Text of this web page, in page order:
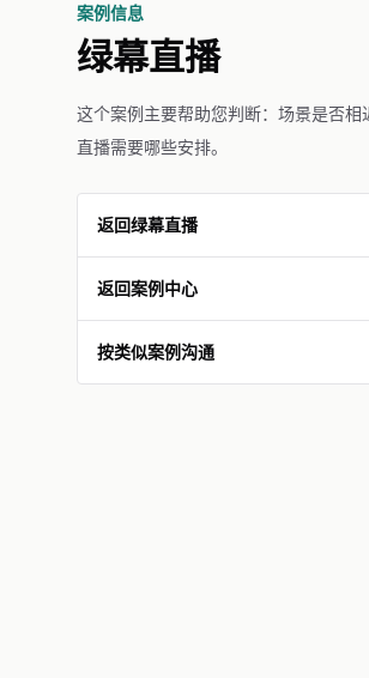
案例信息
绿幕直播
这个案例主要帮助您判断：场景是否
直播需要哪些安排。
返回绿幕直播
返回案例中心
按类似案例沟通